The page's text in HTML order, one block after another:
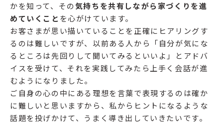
かを知って、その気持ちを共有しながら家づくりを進
めていくこと を心がけています。
お客さまが思い描いていることを正確にヒアリングす
るのは難しいですが、以前ある人から「自分が気にな
るところは先回りして聞いてみるといいよ」とアドバ
イスを受けて、それを実践してみたら上手く会話が進
むようになりました。
ご自身の心の中にある理想を言葉で表現するのは確か
に難しいと思いますから、私からヒントになるような
話題を投げかけて、うまく導き出していきたいです。